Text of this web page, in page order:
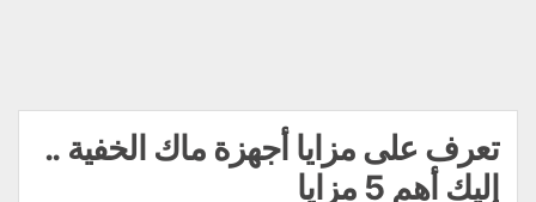
تعرف على مزايا أجهزة ماك الخفية ..
إليك أهم 5 مزايا